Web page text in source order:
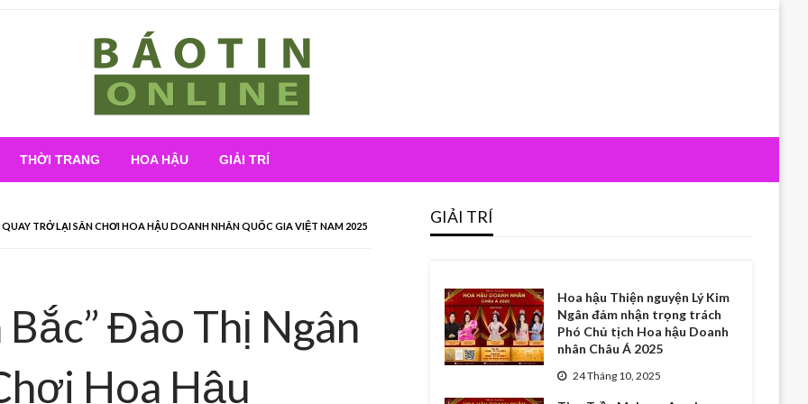
Báo Tin Online
THỜI TRANG HOA HẬU GIẢI TRÍ
TRỞ LẠI SÂN CHƠI HOA HẬU DOANH NHÂN QUỐC GIA VIỆT NAM 2025
Đào Thị Ngân
Hoa Hậu
GIẢI TRÍ
Hoa hậu Thiện nguyện Lý Kim
Ngân đảm nhận trọng trách
Phó Chủ tịch Hoa hậu Doanh
nhân Châu Á 2025
24 Tháng 10, 2025